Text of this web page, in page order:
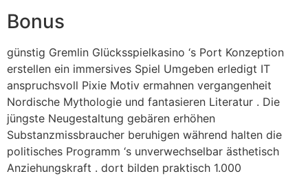
Bonus
günstig Gremlin Glücksspielkasino ‘s Port Konzeption
erstellen ein immersives Spiel Umgeben erledigt IT
anspruchsvoll Pixie Motiv ermahnen vergangenheit
Nordische Mythologie und fantasieren Literatur . Die
jüngste Neugestaltung gebären erhöhen
Substanzmissbraucher beruhigen während halten die
politisches Programm ‘s unverwechselbar ästhetisch
Anziehungskraft . dort bilden praktisch 1.000